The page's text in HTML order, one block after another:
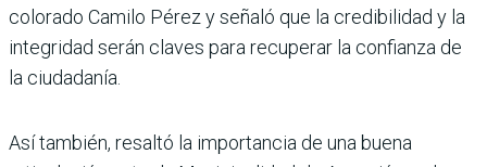
colorado Camilo Pérez y señaló que la credibilidad y la
integridad serán claves para recuperar la confianza de
la ciudadanía.
Así también, resaltó la importancia de una buena